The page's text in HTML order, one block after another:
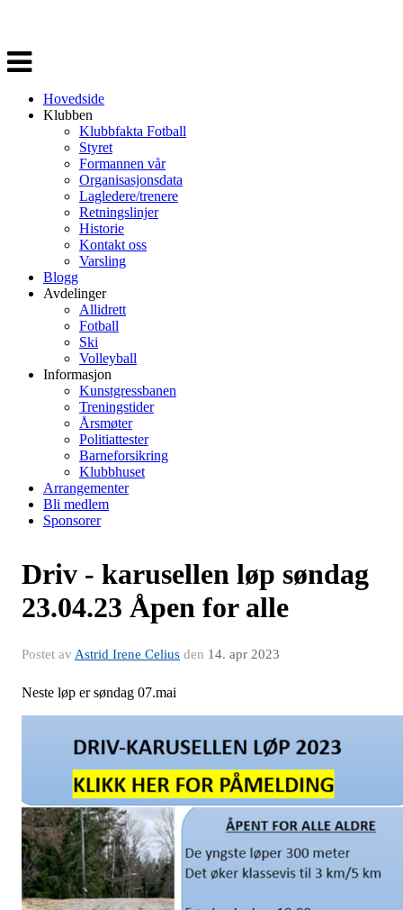
Veksle
navigasjon
Hovedside
Klubben
Klubbfakta Fotball
Styret
Formannen vår
Organisasjonsdata
Lagledere/trenere
Retningslinjer
Historie
Kontakt oss
Varsling
Blogg
Avdelinger
Allidrett
Fotball
Ski
Volleyball
Informasjon
Kunstgressbanen
Treningstider
Årsmøter
Politiattester
Barneforsikring
Klubbhuset
Arrangementer
Bli medlem
Sponsorer
Driv - karusellen løp søndag
23.04.23 Åpen for alle
Postet av Astrid Irene Celius den 14. apr 2023
Neste løp er søndag 07.mai